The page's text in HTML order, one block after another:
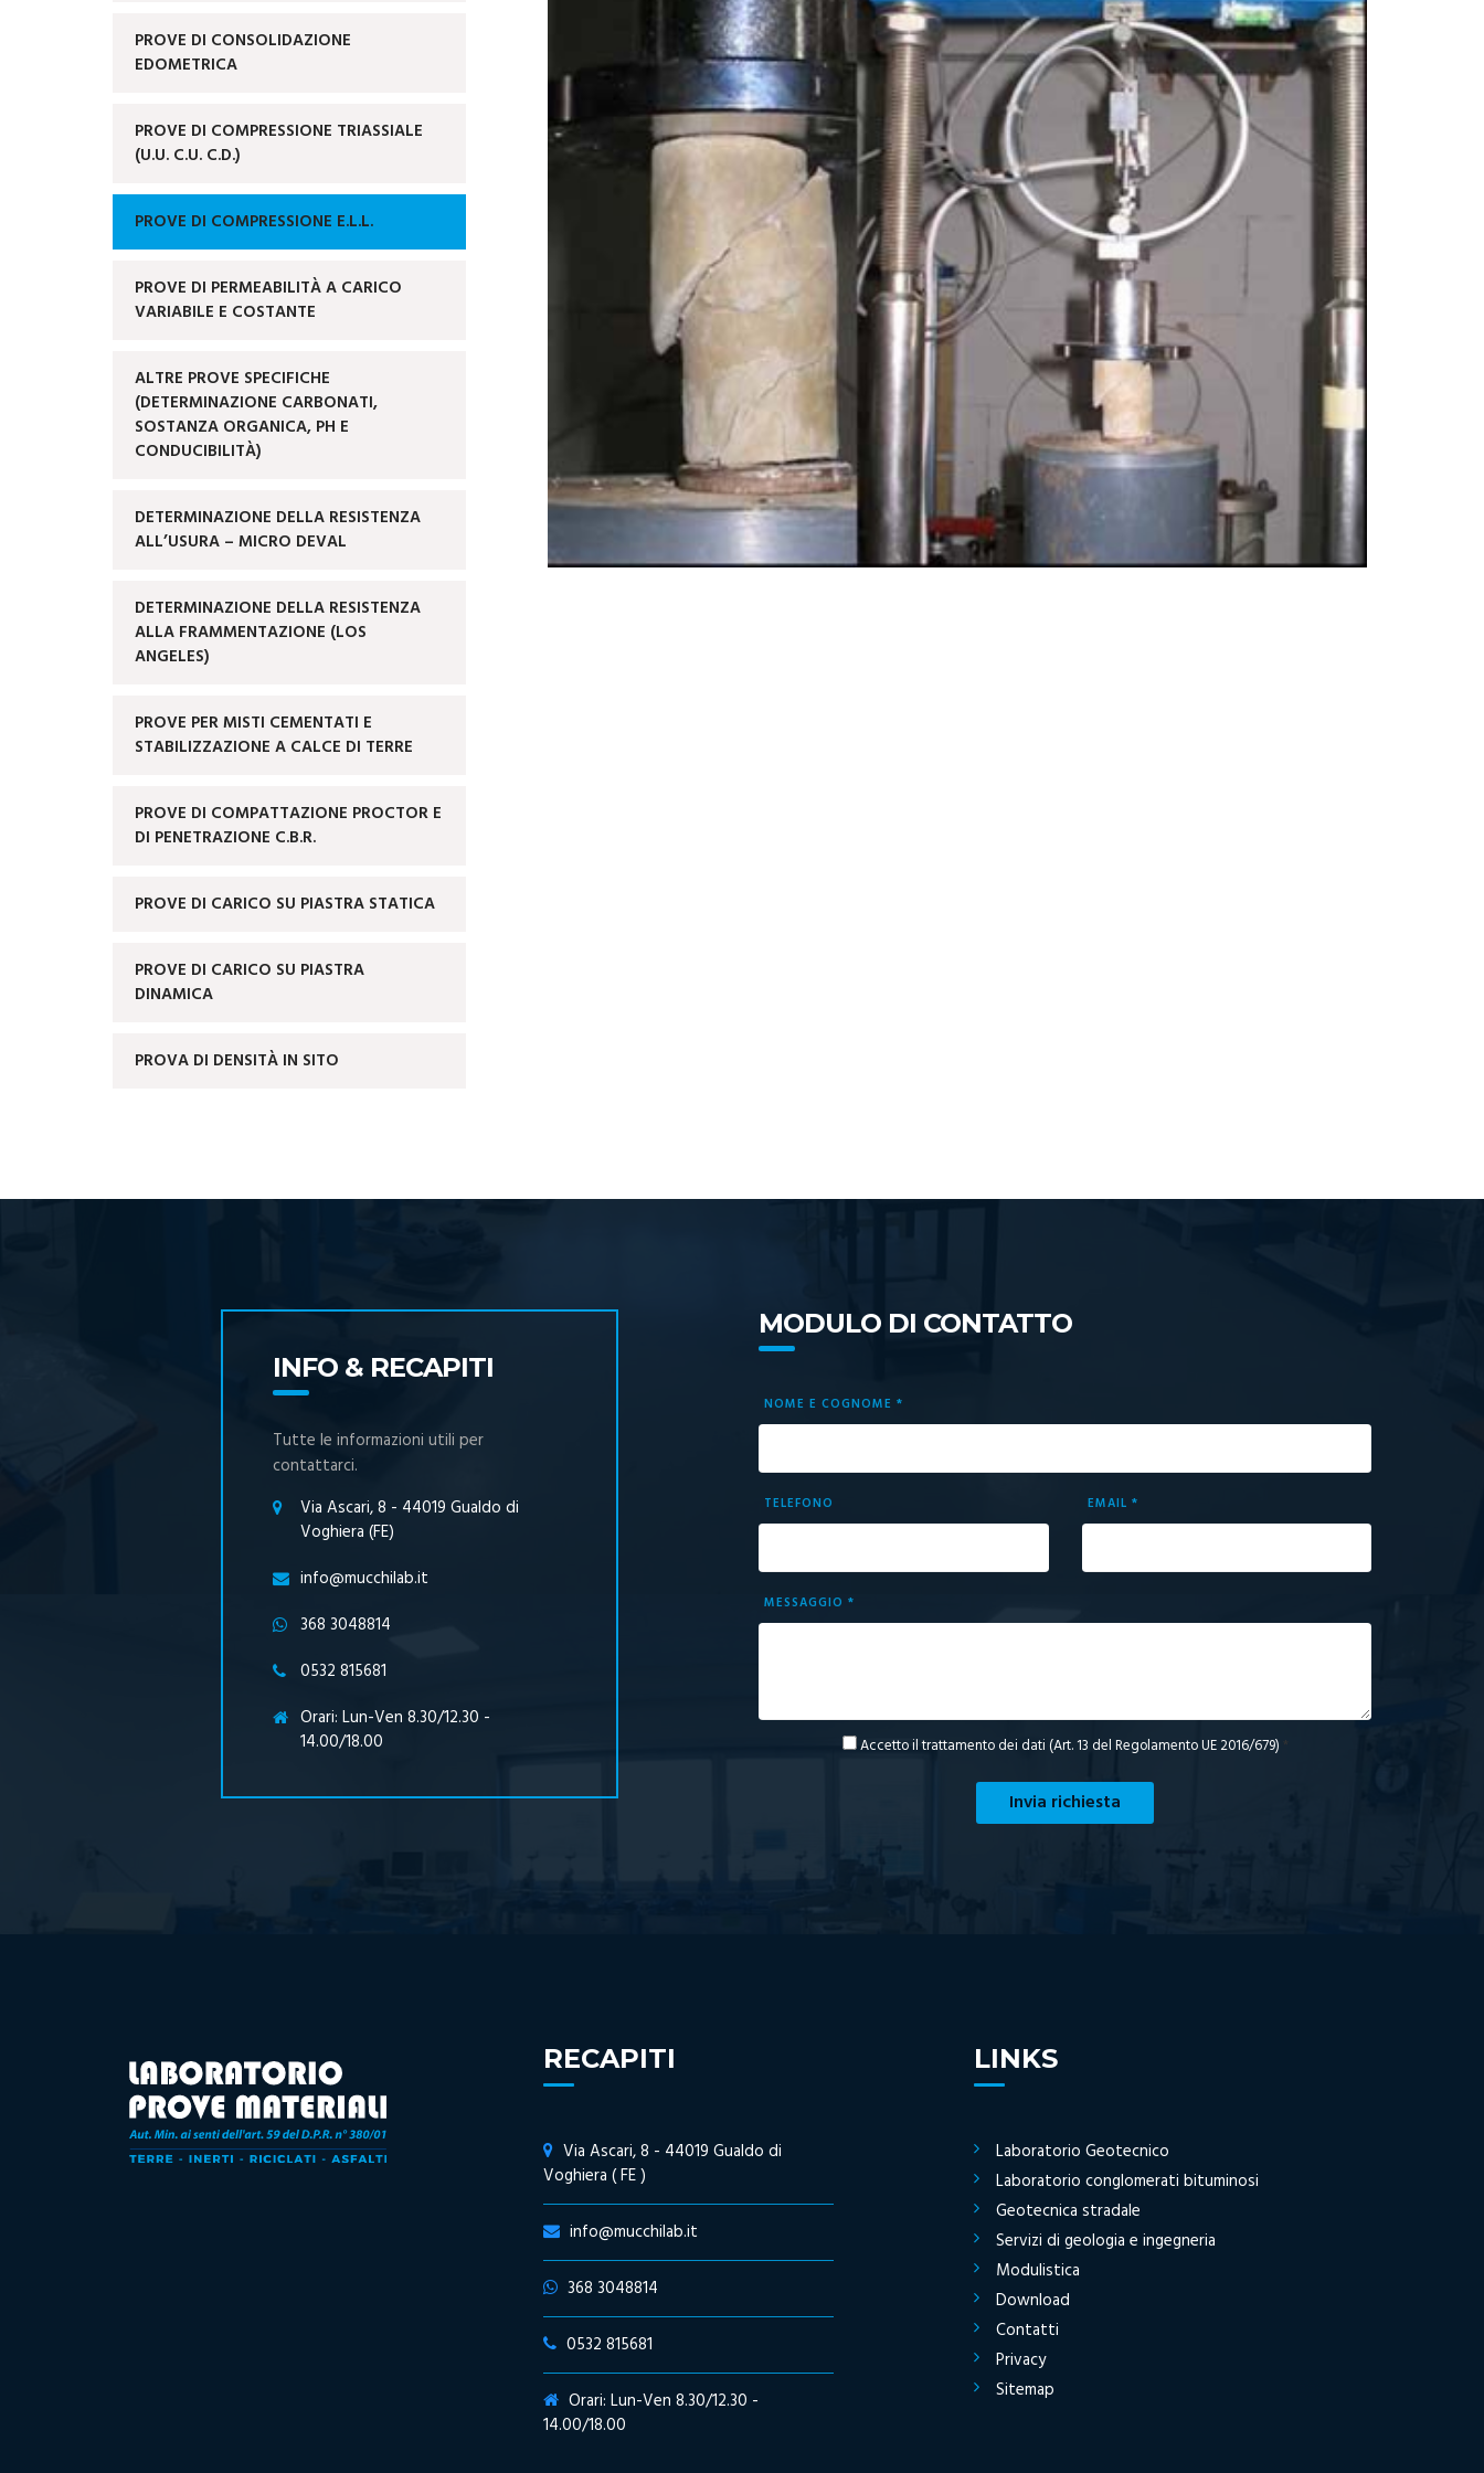
PROVE DI CONSOLIDAZIONE
EDOMETRICA
PROVE DI COMPRESSIONE TRIASSIALE
(U.U. C.U. C.D.)
PROVE DI COMPRESSIONE E.L.L.
PROVE DI PERMEABILITÀ A CARICO
VARIABILE E COSTANTE
ALTRE PROVE SPECIFICHE
(DETERMINAZIONE CARBONATI,
SOSTANZA ORGANICA, PH E
CONDUCIBILITÀ)
DETERMINAZIONE DELLA RESISTENZA
ALL’USURA – MICRO DEVAL
DETERMINAZIONE DELLA RESISTENZA
ALLA FRAMMENTAZIONE (LOS
ANGELES)
PROVE PER MISTI CEMENTATI E
STABILIZZAZIONE A CALCE DI TERRE
PROVE DI COMPATTAZIONE PROCTOR E
DI PENETRAZIONE C.B.R.
PROVE DI CARICO SU PIASTRA STATICA
PROVE DI CARICO SU PIASTRA
DINAMICA
PROVA DI DENSITÀ IN SITO
INFO & RECAPITI
Tutte le informazioni utili per
contattarci.
Via Ascari, 8 - 44019 Gualdo di
Voghiera (FE)
info@mucchilab.it
368 3048814
0532 815681
Orari: Lun-Ven 8.30/12.30 -
14.00/18.00
MODULO DI CONTATTO
NOME E COGNOME *
TELEFONO EMAIL *
MESSAGGIO *
Accetto il trattamento dei dati (Art. 13 del Regolamento UE 2016/679) *
Invia richiesta
RECAPITI
Via Ascari, 8 - 44019 Gualdo di
Voghiera ( FE )
info@mucchilab.it
368 3048814
0532 815681
Orari: Lun-Ven 8.30/12.30 -
14.00/18.00
LINKS
Laboratorio Geotecnico
Laboratorio conglomerati bituminosi
Geotecnica stradale
Servizi di geologia e ingegneria
Modulistica
Download
Contatti
Privacy
Sitemap